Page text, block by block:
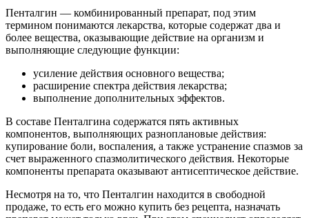
Пенталгин — комбинированный препарат, под этим
термином понимаются лекарства, которые содержат два и
более вещества, оказывающие действие на организм и
выполняющие следующие функции:
усиление действия основного вещества;
расширение спектра действия лекарства;
выполнение дополнительных эффектов.
В составе Пенталгина содержатся пять активных
компонентов, выполняющих разноплановые действия:
купирование боли, воспаления, а также устранение спазмов за
счет выраженного спазмолитического действия. Некоторые
компоненты препарата оказывают антисептическое действие.
Несмотря на то, что Пенталгин находится в свободной
продаже, то есть его можно купить без рецепта, назначать